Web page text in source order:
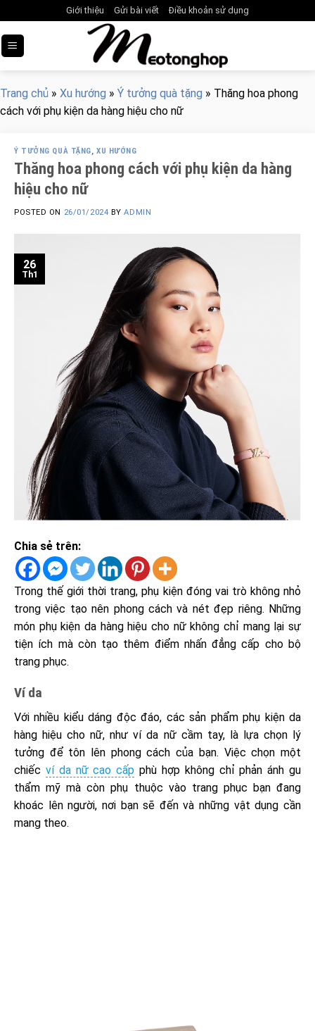
to
content
Giới thiệu Gửi bài viết Điều khoản sử dụng
Trang chủ » Xu hướng » Ý tưởng quà tặng » Thăng hoa phong
cách với phụ kiện da hàng hiệu cho nữ
Ý TƯỞNG QUÀ TẶNG,XU HƯỚNG
Thăng hoa phong cách với phụ kiện da hàng
hiệu cho nữ
POSTED ON 26/01/2024 BYADMIN
26
Th1
Chia sẻ trên:
Trong thế giới thời trang, phụ kiện đóng vai trò không nhỏ
trong việc tạo nên phong cách và nét đẹp riêng. Những
món phụ kiện da hàng hiệu cho nữ không chỉ mang lại sự
tiện ích mà còn tạo thêm điểm nhấn đẳng cấp cho bộ
trang phục.
Ví da
Với nhiều kiểu dáng độc đáo, các sản phẩm phụ kiện da
hàng hiệu cho nữ, như ví da nữ cầm tay, là lựa chọn lý
tưởng để tôn lên phong cách của bạn. Việc chọn một
chiếc ví da nữ cao cấp phù hợp không chỉ phản ánh gu
thẩm mỹ mà còn phụ thuộc vào trang phục bạn đang
khoác lên người, nơi bạn sẽ đến và những vật dụng cần
mang theo.